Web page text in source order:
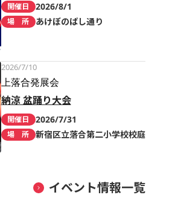
開催日 2026/8/1
場 所 あけぼのばし通り
2026/7/10
上落合発展会
納涼 盆踊り大会
開催日 2026/7/31
場 所 新宿区立落合第二小学校校庭
イベント情報一覧